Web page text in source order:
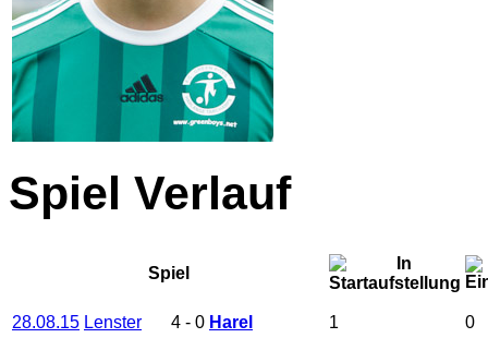
Spiel Verlauf
Spiel
28.08.15 Lenster 4 - 0 Harel 1 0